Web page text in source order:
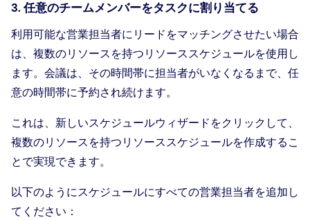
3. 任意のチームメンバーをタスクに割り当てる
利用可能な営業担当者にリードをマッチングさせたい場合
は、複数のリソースを持つリソーススケジュールを使用し
ます。会議は、その時間帯に担当者がいなくなるまで、任
意の時間帯に予約され続けます。
これは、新しいスケジュールウィザードをクリックして、
複数のリソースを持つリソーススケジュールを作成するこ
とで実現できます。
以下のようにスケジュールにすべての営業担当者を追加し
てください：